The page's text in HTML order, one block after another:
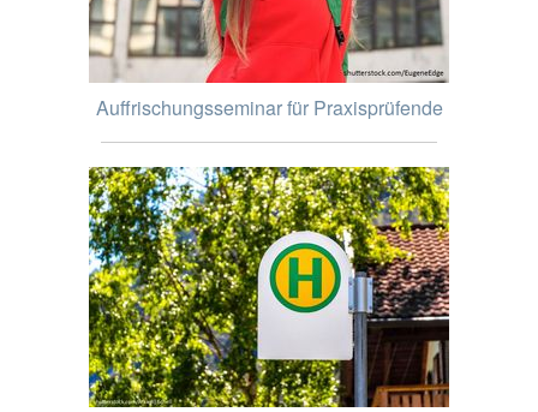
Auffrischungsseminar für Praxisprüfende